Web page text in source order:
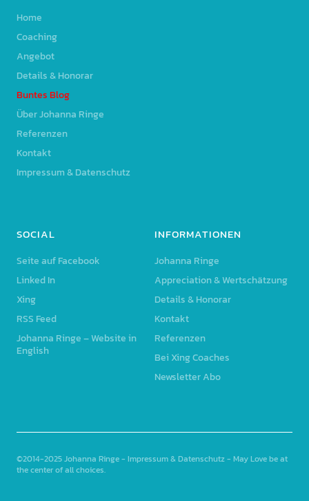
Home
Coaching
Angebot
Details & Honorar
Buntes Blog
Über Johanna Ringe
Referenzen
Kontakt
Impressum & Datenschutz
SOCIAL
Seite auf Facebook
Linked In
Xing
RSS Feed
Johanna Ringe – Website in
English
INFORMATIONEN
Johanna Ringe
Appreciation & Wertschätzung
Details & Honorar
Kontakt
Referenzen
Bei Xing Coaches
Newsletter Abo
©2014-2025Johanna Ringe- Impressum & Datenschutz- May Love be at
the center of all choices